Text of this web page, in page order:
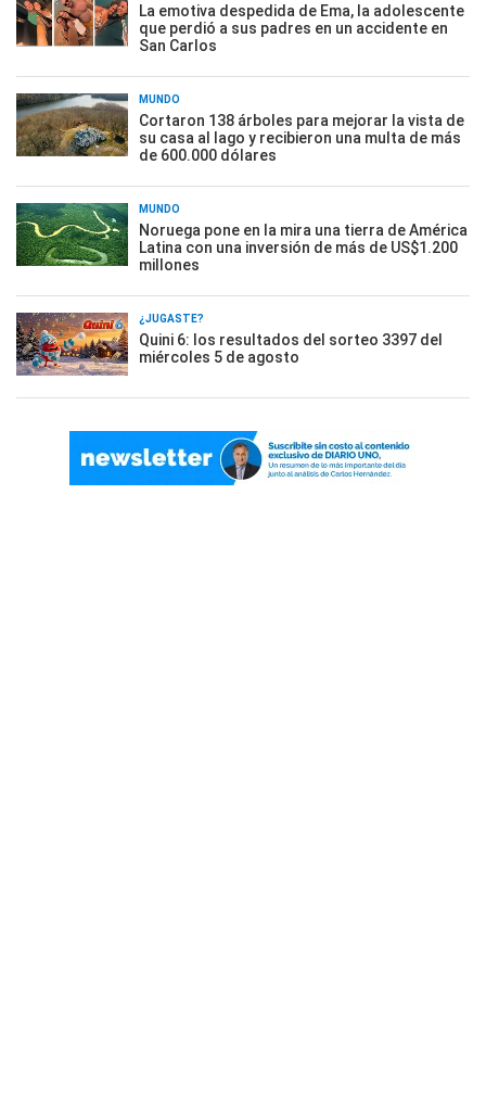
La emotiva despedida de Ema, la adolescente
que perdió a sus padres en un accidente en
San Carlos
MUNDO
Cortaron 138 árboles para mejorar la vista de
su casa al lago y recibieron una multa de más
de 600.000 dólares
MUNDO
Noruega pone en la mira una tierra de América
Latina con una inversión de más de US$1.200
millones
¿JUGASTE?
Quini 6: los resultados del sorteo 3397 del
miércoles 5 de agosto